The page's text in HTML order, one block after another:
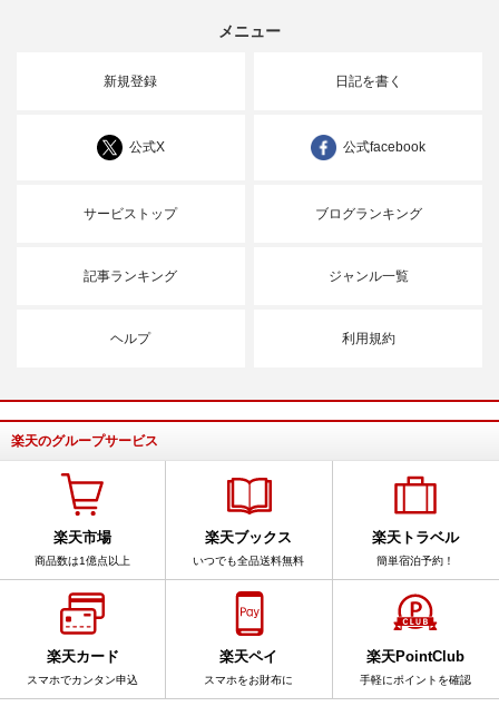
メニュー
新規登録 日記を書く
公式X 公式facebook
サービストップ ブログランキング
記事ランキング ジャンル一覧
ヘルプ 利用規約
楽天のグループサービス
楽天市場
商品数は1億点以上
楽天ブックス
いつでも全品送料無料
楽天トラベル
簡単宿泊予約！
楽天カード
スマホでカンタン申込
楽天ペイ
スマホをお財布に
楽天PointClub
手軽にポイントを確認